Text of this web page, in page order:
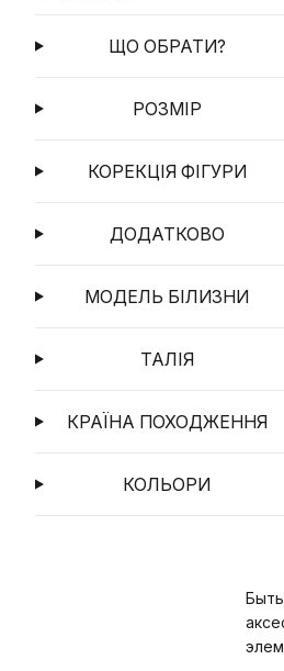
KOLGOTOFF (5)
трикотажна фабрика)
ЩО ОБРАТИ?
РОЗМІР
КОРЕКЦІЯ ФІГУРИ
ДОДАТКОВО
МОДЕЛЬ БІЛИЗНИ
ТАЛІЯ
КРАЇНА ПОХОДЖЕННЯ
КОЛЬОРИ
Быть